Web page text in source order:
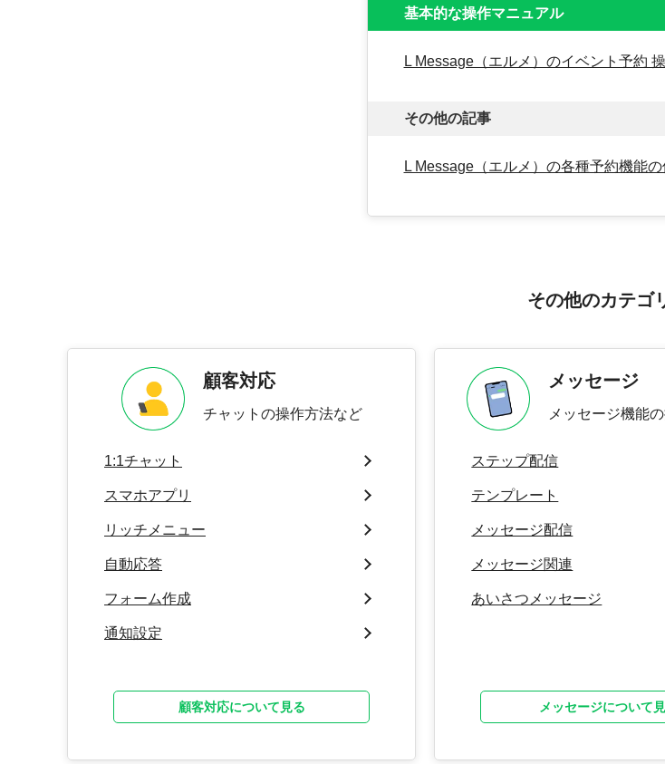
基本的な操作マニュアル
L Message（エルメ）のイベント予約
その他の記事
L Message（エルメ）の各種予約機能
その他のカテゴ
顧客対応
チャットの操作方法など
1:1チャット
スマホアプリ
リッチメニュー
自動応答
フォーム作成
通知設定
顧客対応について見る
メッセージ
メッセージ機能
ステップ配信
テンプレート
メッセージ配信
メッセージ関連
あいさつメッセージ
メッセージについて